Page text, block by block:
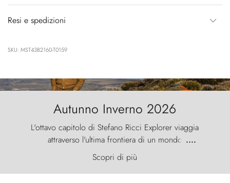
Resi e spedizioni
SKU: MST43B2160-T0159
Autunno Inverno 2026
L'ottavo capitolo di Stefano Ricci Explorer viaggia
attraverso l'ultima frontiera di un mondo
primordiale, dove il vento scolpisce la natura con
furia ancestrale e le Torres del Paine sfidano il
cielo come sentinelle di pietra.
....
Scopri di più